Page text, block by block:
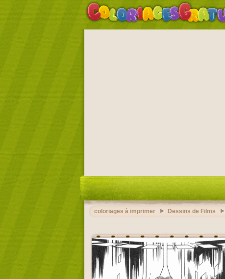
coloriages à imprimer Dessins de Films